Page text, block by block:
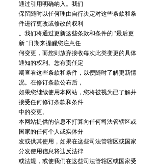
通过引用明确纳入。我们
保留随时以任何理由自行决定对这些条款和条
件进行更改或修改的权利
。我们将通过更新这些条款和条件的 "最后更
新 "日期来提醒您注意任
何变更，而您则放弃接收每次此类变更的具体
通知的权利。您有责任定
期查看这些条款和条件，以便随时了解更新情
况。在修订条款公布后，
如果您继续使用本网站，您将被视为已了解并
接受任何修订条款和条件
中的变更。
本网站提供的信息不打算向任何司法管辖区或
国家的任何个人或实体分
发或供其使用，如果在这些司法管辖区或国家
分发使用信息将违反法律
或法规，或使我们在这些司法管辖区或国家受